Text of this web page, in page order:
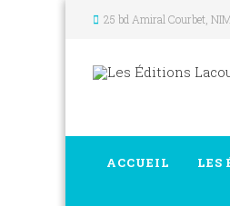
25 bd Amiral Courbet ,
ACCUEIL LES